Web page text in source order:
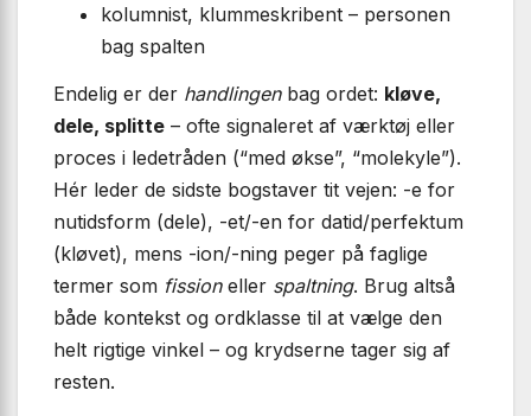
kolumnist, klummeskribent – personen
bag spalten
Endelig er der handlingenbag ordet: kløve,
dele, splitte – ofte signaleret af værktøj eller
proces i ledetråden (“med økse”, “molekyle”).
Hér leder de sidste bogstaver tit vejen: -e for
nutidsform (dele), -et/-en for datid/perfektum
(kløvet), mens -ion/-ning peger på faglige
termer som fissioneller spaltning. Brug altså
både kontekst og ordklasse til at vælge den
helt rigtige vinkel – og krydserne tager sig af
resten.